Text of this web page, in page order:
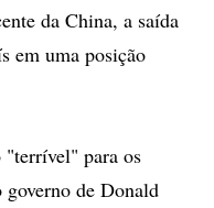
da China, a saída
em uma posição
"terrível" para os
governo de Donald